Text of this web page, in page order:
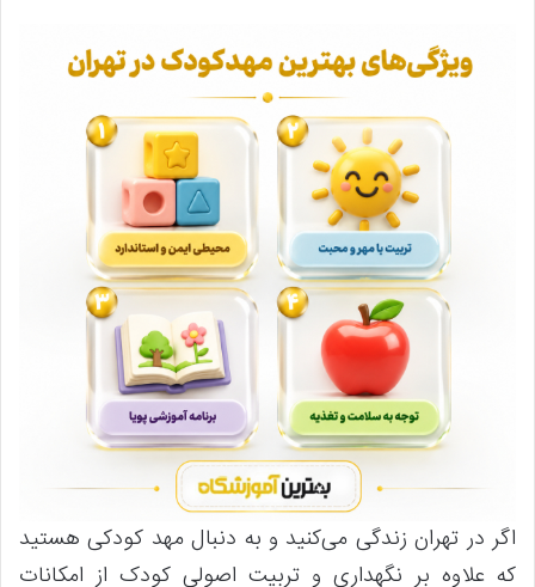
اگر در تهران زندگی می‌کنید و به دنبال مهد کودکی هستید
که علاوه بر نگهداری و تربیت اصولی کودک از امکانات